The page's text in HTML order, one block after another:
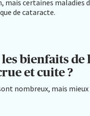
mais certaines maladies
de cataracte.
bienfaits de
et cuite ?
nombreux, mais